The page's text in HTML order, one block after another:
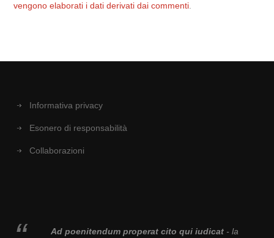
vengono elaborati i dati derivati dai commenti
Informativa privacy
Esonero di responsabilità
Collaborazioni
Ad poenitendum properat cito qui iudicat- la